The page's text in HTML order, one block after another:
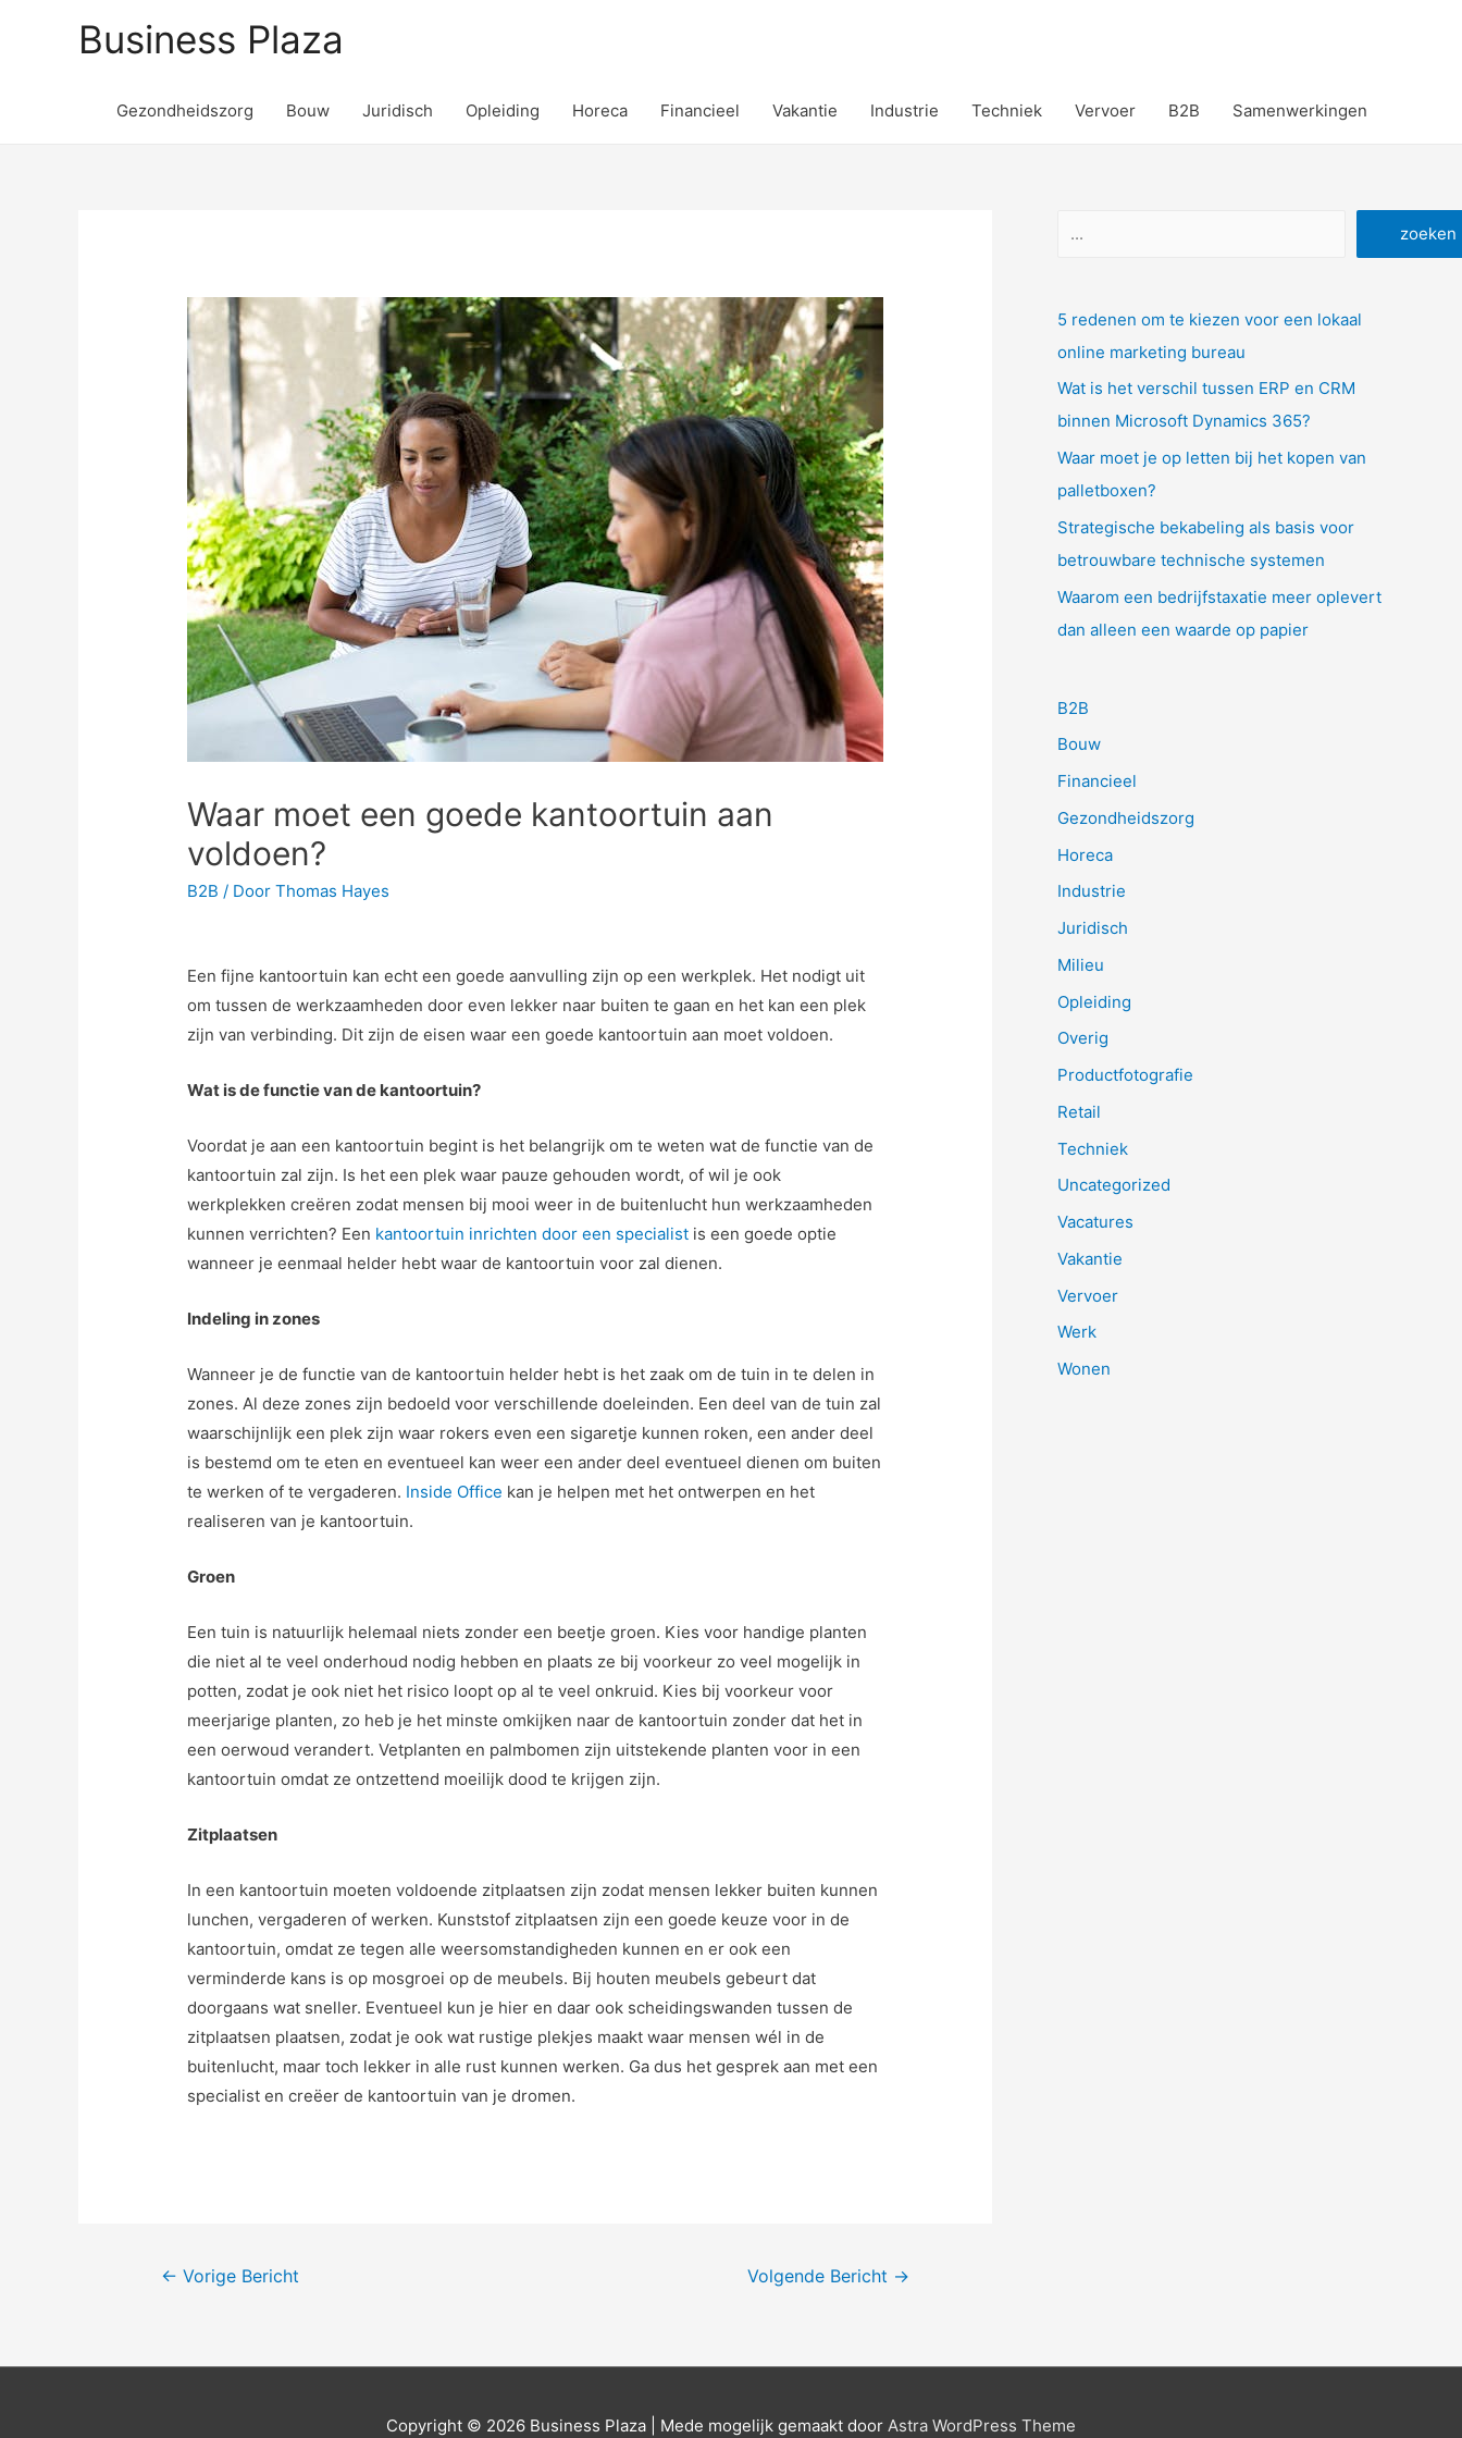
Business Plaza
Gezondheidszorg Bouw Juridisch Opleiding Horeca Financieel Vakantie Industrie Techniek Vervoer B2B Samenwerkingen
Waar moet een goede kantoortuin aan
voldoen?
B2B / DoorThomas Hayes
Een fijne kantoortuin kan echt een goede aanvulling zijn op een werkplek. Het nodigt uit
om tussen de werkzaamheden door even lekker naar buiten te gaan en het kan een plek
zijn van verbinding. Dit zijn de eisen waar een goede kantoortuin aan moet voldoen.
Wat is de functie van de kantoortuin?
Voordat je aan een kantoortuin begint is het belangrijk om te weten wat de functie van de
kantoortuin zal zijn. Is het een plek waar pauze gehouden wordt, of wil je ook
werkplekken creëren zodat mensen bij mooi weer in de buitenlucht hun werkzaamheden
kunnen verrichten? Een kantoortuin inrichten door een specialist is een goede optie
wanneer je eenmaal helder hebt waar de kantoortuin voor zal dienen.
Indeling in zones
Wanneer je de functie van de kantoortuin helder hebt is het zaak om de tuin in te delen in
zones. Al deze zones zijn bedoeld voor verschillende doeleinden. Een deel van de tuin zal
waarschijnlijk een plek zijn waar rokers even een sigaretje kunnen roken, een ander deel
is bestemd om te eten en eventueel kan weer een ander deel eventueel dienen om buiten
te werken of te vergaderen. Inside Office kan je helpen met het ontwerpen en het
realiseren van je kantoortuin.
Groen
Een tuin is natuurlijk helemaal niets zonder een beetje groen. Kies voor handige planten
die niet al te veel onderhoud nodig hebben en plaats ze bij voorkeur zo veel mogelijk in
potten, zodat je ook niet het risico loopt op al te veel onkruid. Kies bij voorkeur voor
meerjarige planten, zo heb je het minste omkijken naar de kantoortuin zonder dat het in
een oerwoud verandert. Vetplanten en palmbomen zijn uitstekende planten voor in een
kantoortuin omdat ze ontzettend moeilijk dood te krijgen zijn.
Zitplaatsen
In een kantoortuin moeten voldoende zitplaatsen zijn zodat mensen lekker buiten kunnen
lunchen, vergaderen of werken. Kunststof zitplaatsen zijn een goede keuze voor in de
kantoortuin, omdat ze tegen alle weersomstandigheden kunnen en er ook een
verminderde kans is op mosgroei op de meubels. Bij houten meubels gebeurt dat
doorgaans wat sneller. Eventueel kun je hier en daar ook scheidingswanden tussen de
zitplaatsen plaatsen, zodat je ook wat rustige plekjes maakt waar mensen wél in de
buitenlucht, maar toch lekker in alle rust kunnen werken. Ga dus het gesprek aan met een
specialist en creëer de kantoortuin van je dromen.
Bericht
← Vorige Bericht Volgende Bericht →
zoeken
5 redenen om te kiezen voor een lokaal
online marketing bureau
Wat is het verschil tussen ERP en CRM
binnen Microsoft Dynamics 365?
Waar moet je op letten bij het kopen van
palletboxen?
Strategische bekabeling als basis voor
betrouwbare technische systemen
Waarom een bedrijfstaxatie meer oplevert
dan alleen een waarde op papier
B2B
Bouw
Financieel
Gezondheidszorg
Horeca
Industrie
Juridisch
Milieu
Opleiding
Overig
Productfotografie
Retail
Techniek
Uncategorized
Vacatures
Vakantie
Vervoer
Werk
Wonen
Copyright © 2026 Business Plaza | Mede mogelijk gemaakt door Astra WordPress Theme